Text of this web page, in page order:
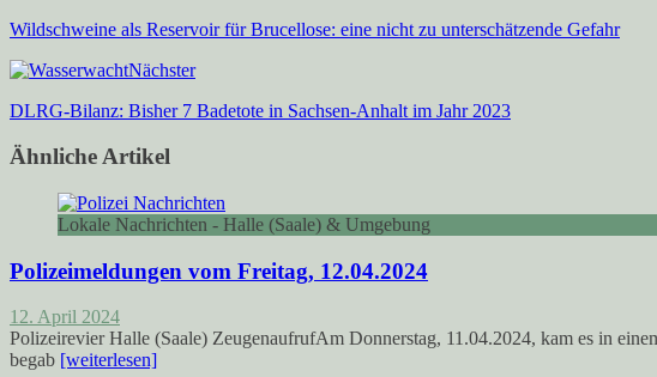
Wildschweine als Reservoir für Brucellose: eine nicht zu unterschätzende Gefahr
Nächster
DLRG-Bilanz: Bisher 7 Badetote in Sachsen-Anhalt im Jahr 2023
Ähnliche Artikel
Lokale Nachrichten - Halle (Saale) & Umgebung
Polizeimeldungen vom Freitag, 12.04.2024
12. April 2024
Polizeirevier Halle (Saale) ZeugenaufrufAm Donnerstag, 11.04.2024, kam es in
begab [weiterlesen]